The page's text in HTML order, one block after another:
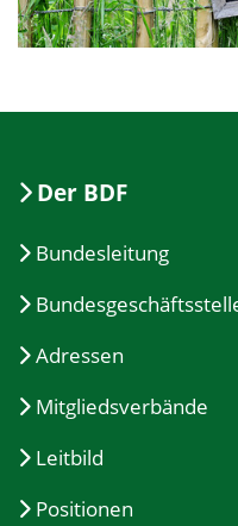
Der BDF
Bundesleitung
Adressen
Mitgliedsverbände
Leitbild
Positionen